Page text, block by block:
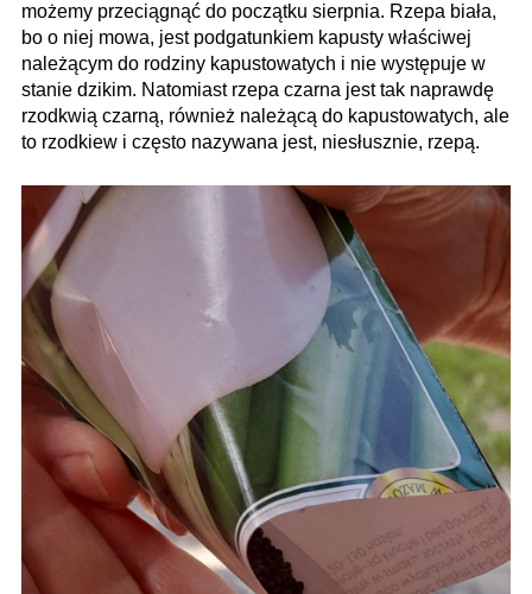
możemy przeciągnąć do początku sierpnia. Rzepa biała,
bo o niej mowa, jest podgatunkiem kapusty właściwej
należącym do rodziny kapustowatych i nie występuje w
stanie dzikim. Natomiast rzepa czarna jest tak naprawdę
rzodkwią czarną, również należącą do kapustowatych, ale
to rzodkiew i często nazywana jest, niesłusznie, rzepą.